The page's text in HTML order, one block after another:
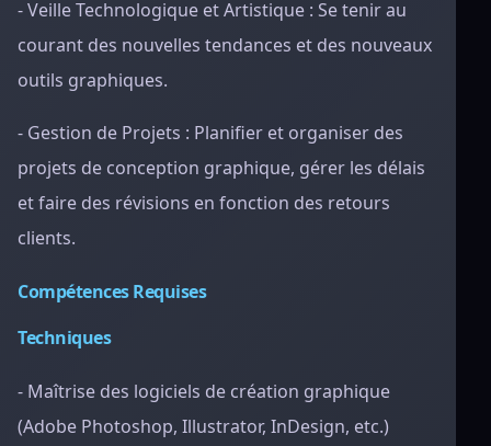
- Veille Technologique et Artistique : Se tenir au
courant des nouvelles tendances et des nouveaux
outils graphiques.
- Gestion de Projets : Planifier et organiser des
projets de conception graphique, gérer les délais
et faire des révisions en fonction des retours
clients.
Compétences Requises
Techniques
- Maîtrise des logiciels de création graphique
(Adobe Photoshop, Illustrator, InDesign, etc.)